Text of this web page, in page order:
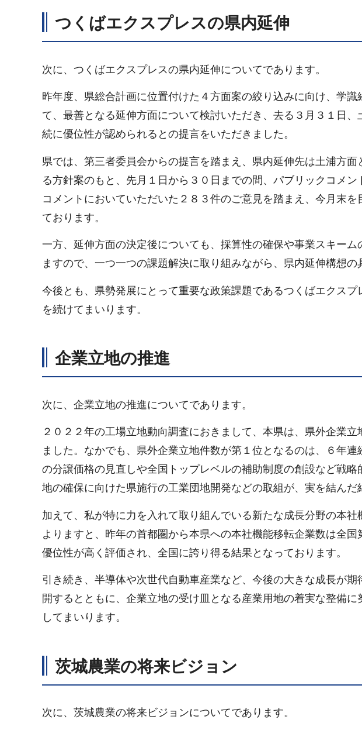
つくばエクスプレスの県内延伸
次に、つくばエクスプレスの県内延伸についてであります。
昨年度、県総合計画に位置付けた４方面案の絞り込みに向け、学
て、最善となる延伸方面について検討いただき、去る３月３１日
続に優位性が認められるとの提言をいただきました。
県では、第三者委員会からの提言を踏まえ、県内延伸先は土浦方
る方針案のもと、先月１日から３０日までの間、パブリックコメ
コメントにおいていただいた２８３件のご意見を踏まえ、今月末
ております。
一方、延伸方面の決定後についても、採算性の確保や事業スキー
ますので、一つ一つの課題解決に取り組みながら、県内延伸構想の
今後とも、県勢発展にとって重要な政策課題であるつくばエクス
を続けてまいります。
企業立地の推進
次に、企業立地の推進についてであります。
２０２２年の工場立地動向調査におきまして、本県は、県外企業
ました。なかでも、県外企業立地件数が第１位となるのは、６年
の分譲価格の見直しや全国トップレベルの補助制度の創設など戦
地の確保に向けた県施行の工業団地開発などの取組が、実を結んだ
加えて、私が特に力を入れて取り組んでいる新たな成長分野の本
よりますと、昨年の首都圏から本県への本社機能移転企業数は全
優位性が高く評価され、全国に誇り得る結果となっております。
引き続き、半導体や次世代自動車産業など、今後の大きな成長が
開するとともに、企業立地の受け皿となる産業用地の着実な整備
してまいります。
茨城農業の将来ビジョン
次に、茨城農業の将来ビジョンについてであります。